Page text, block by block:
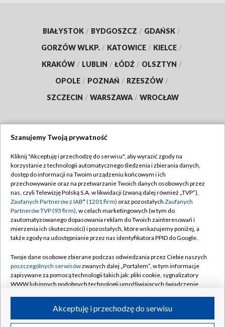
BIAŁYSTOK / BYDGOSZCZ / GDAŃSK /
GORZÓW WLKP. / KATOWICE / KIELCE /
KRAKÓW / LUBLIN / ŁÓDŹ / OLSZTYN /
OPOLE / POZNAŃ / RZESZÓW /
SZCZECIN / WARSZAWA / WROCŁAW
TVP
Abonament TVP
Emisja w TVP
Centrum informacji TVP
Naziemna Telewizja Cyfrowa
Rada Programowa
System NOS
Informacje o nadawcy
Program dla prasy
Regulamin TVP
Polityka prywatności
Moje zgody
Pomoc
Kontakt
Kanały
©2026 Telewizja Polska S.A. w likwidacji
Szanujemy Twoją prywatność
Kliknij "Akceptuję i przechodzę do serwisu", aby wyrazić zgody na
korzystanie z technologii automatycznego śledzenia i zbierania danych,
dostęp do informacji na Twoim urządzeniu końcowym i ich
przechowywanie oraz na przetwarzanie Twoich danych osobowych przez
nas, czyli Telewizję Polską S.A. w likwidacji (zwaną dalej również „TVP”),
Zaufanych Partnerów z IAB* (1201 firm) oraz pozostałych Zaufanych
Partnerów TVP (93 firm), w celach marketingowych (w tym do
zautomatyzowanego dopasowania reklam do Twoich zainteresowań i
mierzenia ich skuteczności) i pozostałych, które wskazujemy poniżej, a
także zgody na udostępnianie przez nas identyfikatora PPID do Google.
Twoje dane osobowe zbierane podczas odwiedzania przez Ciebie naszych
poszczególnych serwisówzwanych dalej „Portalem”, w tym informacje
zapisywane za pomocą technologii takich jak: pliki cookie, sygnalizatory
WWW lub innych podobnych technologii umożliwiających świadczenie
ruchu w Internecie.Akceptuję i przechodzę do serwisu